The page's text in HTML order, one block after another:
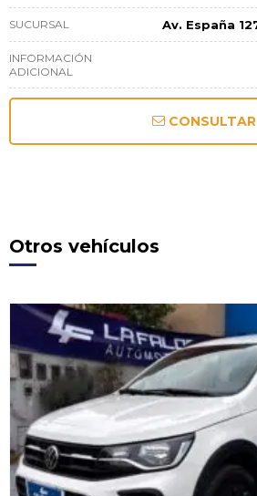
SUCURSAL Av. España
INFORMACIÓN
ADICIONAL
CONSULTAR
Otros vehículos